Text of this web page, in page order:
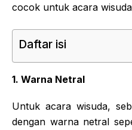
cocok untuk acara
Daftar isi
1. Warna Netral
Untuk acara wisuda,
dengan warna netral